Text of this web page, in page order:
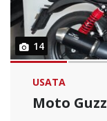
14
USATA